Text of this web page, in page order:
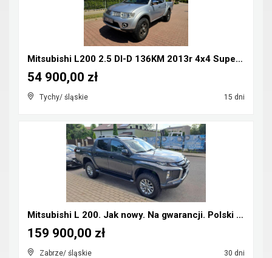
Mitsubishi L200 2.5 DI-D 136KM 2013r 4x4 Super Sel...
Tychy/ śląskie 15 dni
54 900,00 zł
Mitsubishi L 200. Jak nowy. Na gwarancji. Polski s...
Zabrze/ śląskie 30 dni
159 900,00 zł